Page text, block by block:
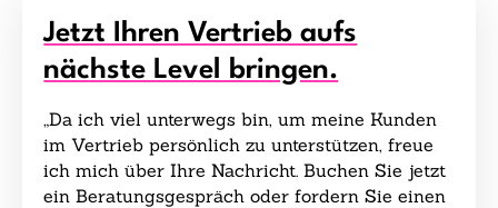
Jetzt Ihren Vertrieb aufs
nächste Level bringen.
„Da ich viel unterwegs bin, um meine Kunden
im Vertrieb persönlich zu unterstützen, freue
ich mich über Ihre Nachricht. Buchen Sie jetzt
ein Beratungsgespräch oder fordern Sie einen